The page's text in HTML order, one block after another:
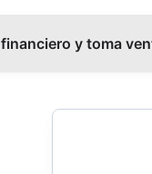
y toma